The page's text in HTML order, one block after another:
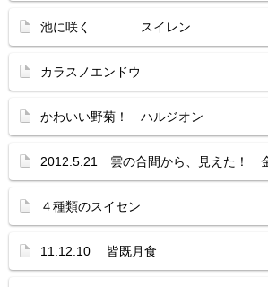
池に咲く スイレン
カラスノエンドウ
かわいい野菊！ ハルジオン
2012.5.21 雲の合間から、見えた！
４種類のスイセン
11.12.10 皆既月食